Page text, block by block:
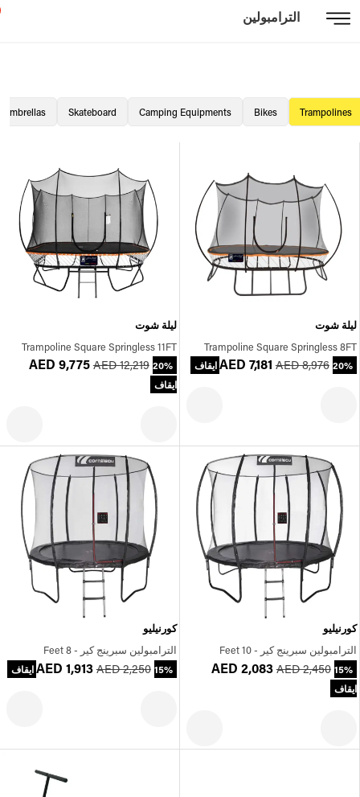
الترامبولين
Trampolines
Bikes
Camping Equipments
Skateboard
Umbrellas
ليلة شوت
Trampoline Square Springless 8FT
AED 7,181 AED 8,976 20% ايقاف
ليلة شوت
Trampoline Square Springless 11FT
AED 9,775 AED 12,219 20%
ايقاف
كورنيليو
الترامبولين سبرينج كير - 10 Feet
AED 2,083 AED 2,450 15%
ايقاف
كورنيليو
الترامبولين سبرينج كير - 8 Feet
AED 1,913 AED 2,250 15% ايقاف